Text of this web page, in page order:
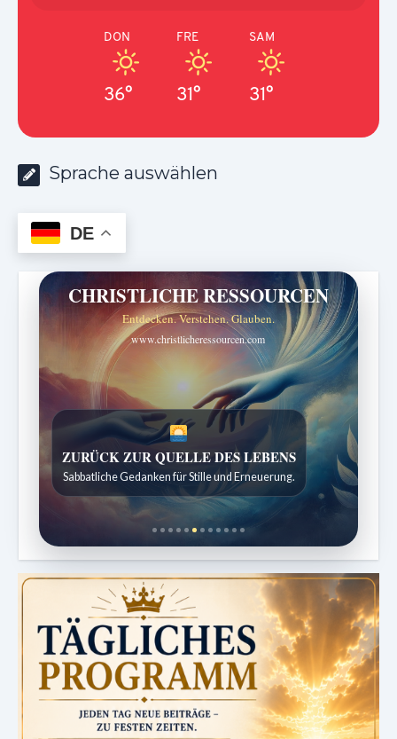
DON
36°
FRE
31°
SAM
31°
Sprache auswählen
DE
CHRISTLICHE RESSOURCEN
Entdecken. Verstehen. Glauben.
www.christlicheressourcen.com
SPUREN DER SCHÖPFUNG
Entdeckungen aus der Natur.